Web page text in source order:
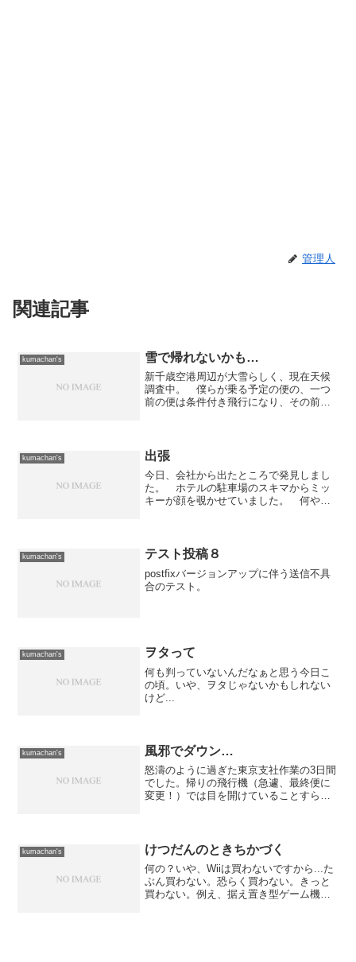
管理人
関連記事
kumachan's 雪で帰れないかも…
新千歳空港周辺が大雪らしく、現在天候
調査中。 僕らが乗る予定の便の、一つ
前の便は条件付き飛行になり、その前の
ンジで休憩中。（晩飯食い...
kumachan's 出張
今日、会社から出たところで発見しまし
た。 ホテルの駐車場のスキマからミッ
キーが顔を覗かせていました。 何やら
ミッキーをはじめとす...
kumachan's テスト投稿８
postfixバージョンアップに伴う送信不具
合のテスト。
kumachan's ヲタって
何も判っていないんだなぁと思う今日こ
の頃。いや、ヲタじゃないかもしれない
けど...
kumachan's 風邪でダウン…
怒濤のように過ぎた東京支社作業の3日間
でした。帰りの飛行機（急遽、最終便に
変更！）では目を開けていることすら辛
いに風邪が発病してしま...
kumachan's けつだんのときちかづく
何の？いや、Wiiは買わないですから...た
ぶん買わない。恐らく買わない。きっと
買わない。例え、据え置き型ゲーム機用